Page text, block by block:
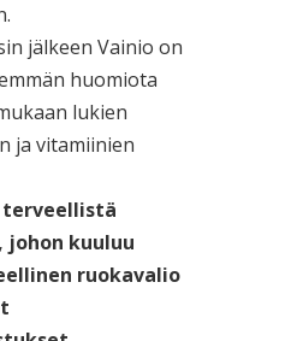
jälkeen Vainio on
huomiota
lukien
ja vitamiinien
terveellistä
johon kuuluu
ruokavalio